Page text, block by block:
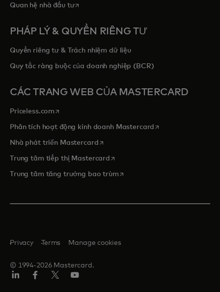
Quan hệ nhà đầu tưopens in a new tab
PHÁP LÝ & QUYỀN RIÊNG TƯ
Quyền riêng tư & Trách nhiệm dữ liệu
Quy tắc ràng buộc của doanh nghiệp (BCR)
CÁC TRANG WEB CỦA MASTERCARD
Priceless.com opens in a new tab
Phân tích hoạt động kinh doanh Mastercard opens in a new tab
Nhà phát triển Mastercardopens in a new tab
Trung tâm tiếp thị Mastercardopens in a new tab
Trung tâm tăng trưởng bao trùmopens in a new tab
© 1994-2026 Mastercard.
Privacy Terms Manage cookies